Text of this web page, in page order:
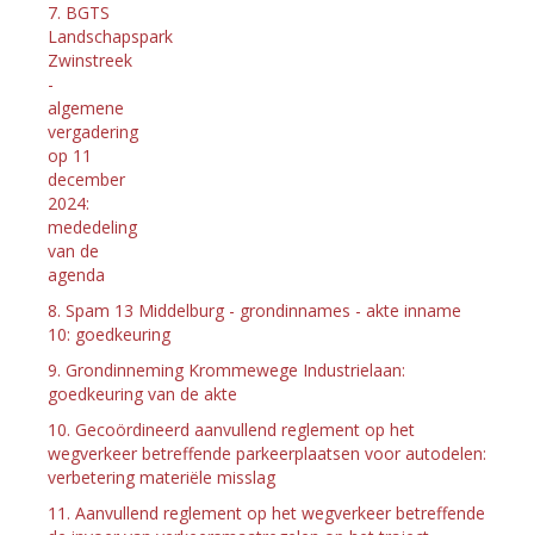
7. BGTS
Landschapspark
Zwinstreek
-
algemene
vergadering
op 11
december
2024:
mededeling
van de
agenda
8. Spam 13 Middelburg - grondinnames - akte inname
10: goedkeuring
9. Grondinneming Krommewege Industrielaan:
goedkeuring van de akte
10. Gecoördineerd aanvullend reglement op het
wegverkeer betreffende parkeerplaatsen voor autodelen:
verbetering materiële misslag
11. Aanvullend reglement op het wegverkeer betreffende